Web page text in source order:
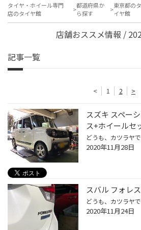
タイヤ・ホイール専門
店のタイヤ館
都道府県か
ら探す
東京都のタ
イヤ館
店舗おススメ情報 /
記事一覧
< 1 2 >
スズキ スペー
ス+ホイールセ
2020年11月28日
スバル フォレ
2020年11月24日